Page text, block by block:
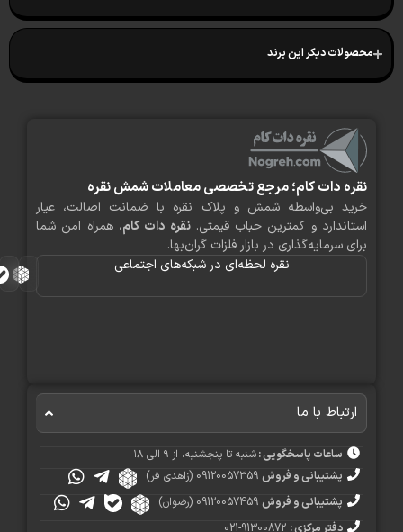
دیکر این برند
دات کام؛ مرجع تخصصی معاملات شمش نقره
بی‌واسطه شمش و پلاک نقره با ضمانت اصالت، عیار
و کمترین حباب قیمتی.نقره دات کام ، همراه امن شما
سرمایه‌گذاری در بازار فلزات گران‌بها.
نقره لحظه‌ای در شبکه‌های اجتماعی
با ما
ساعات پاسخگویی :شنبه تا پنجشنبه، از ۹ الی ۱۸
پشتیبانی و فروش09120057359 (زاهدی فر)
پشتیبانی و فروش09120057459 (رضوان)
دفتر مرکزی :91300872-021